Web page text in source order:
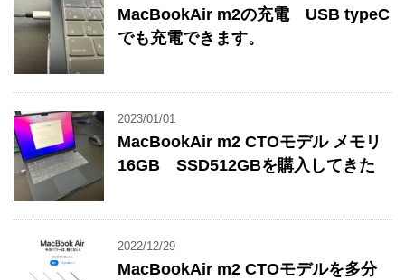
MacBookAir m2の充電 USB typeC
でも充電できます。
2023/01/01
MacBookAir m2 CTOモデル メモリ
16GB SSD512GBを購入してきた
2022/12/29
MacBookAir m2 CTOモデルを多分